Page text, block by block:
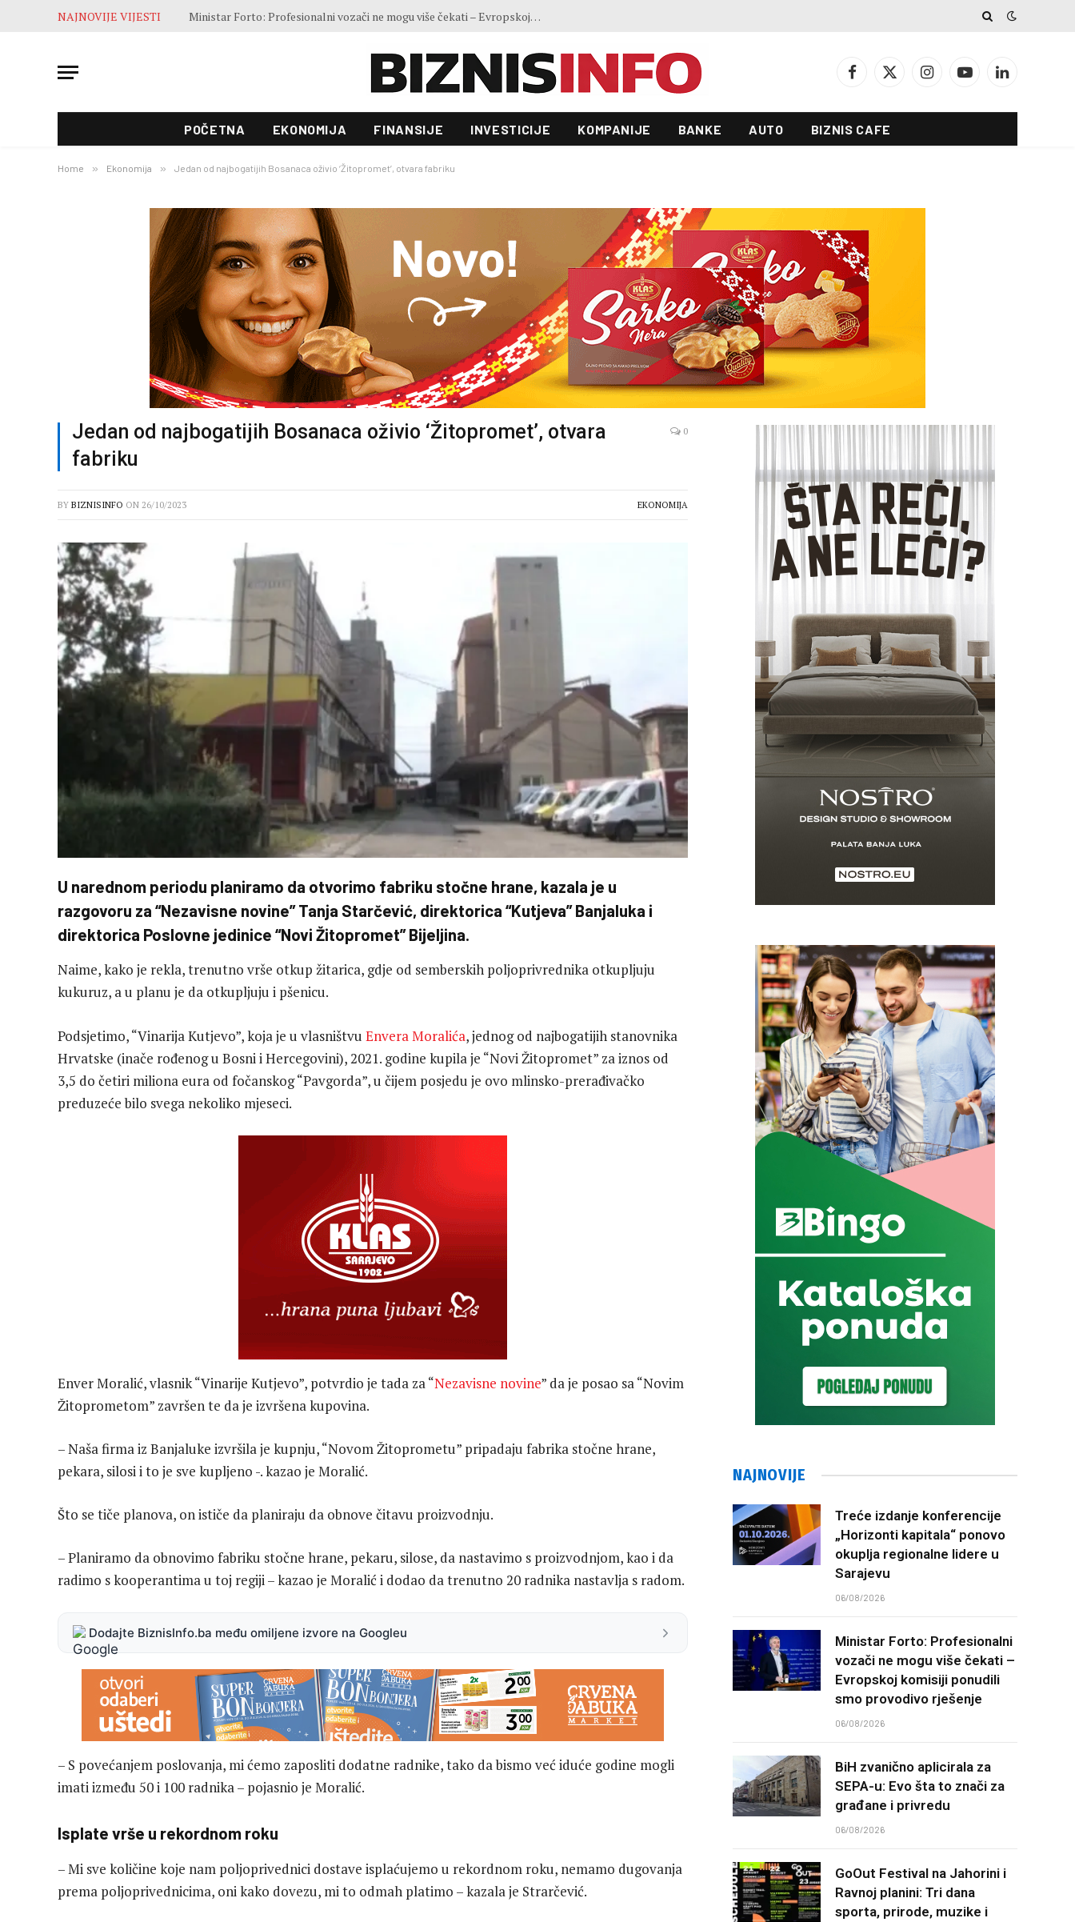
NAJNOVIJE VIJESTI Ministar Forto: Profesionalni vozači ne mogu više čekati – Evropskoj komisiji ponudili smo provodivo rješenje
Facebook
X
InstagramYouTubeLinkedIn
POČETNA EKONOMIJA FINANSIJE INVESTICIJE KOMPANIJE BANKE AUTO BIZNIS CAFE
Home » Ekonomija » Jedan od najbogatijih Bosanaca oživio ‘Žitopromet’, otvara fabriku
Jedan od najbogatijih Bosanaca oživio ‘Žitopromet’, otvara
fabriku
0
BY BIZNISINFO ON 26/10/2023 EKONOMIJA
U narednom periodu planiramo da otvorimo fabriku stočne hrane, kazala je u
razgovoru za “Nezavisne novine” Tanja Starčević, direktorica “Kutjeva” Banjaluka i
direktorica Poslovne jedinice “Novi Žitopromet” Bijeljina.
Naime, kako je rekla, trenutno vrše otkup žitarica, gdje od semberskih poljoprivrednika otkupljuju
kukuruz, a u planu je da otkupljuju i pšenicu.
Podsjetimo, “Vinarija Kutjevo”, koja je u vlasništvu Envera Moralića, jednog od najbogatijih stanovnika
Hrvatske (inače rođenog u Bosni i Hercegovini), 2021. godine kupila je “Novi Žitopromet” za iznos od
3,5 do četiri miliona eura od fočanskog “Pavgorda”, u čijem posjedu je ovo mlinsko-prerađivačko
preduzeće bilo svega nekoliko mjeseci.
Enver Moralić, vlasnik “Vinarije Kutjevo”, potvrdio je tada za “Nezavisne novine” da je posao sa “Novim
Žitoprometom” završen te da je izvršena kupovina.
– Naša firma iz Banjaluke izvršila je kupnju, “Novom Žitoprometu” pripadaju fabrika stočne hrane,
pekara, silosi i to je sve kupljeno -. kazao je Moralić.
Što se tiče planova, on ističe da planiraju da obnove čitavu proizvodnju.
– Planiramo da obnovimo fabriku stočne hrane, pekaru, silose, da nastavimo s proizvodnjom, kao i da
radimo s kooperantima u toj regiji – kazao je Moralić i dodao da trenutno 20 radnika nastavlja s radom.
Dodajte BiznisInfo.ba među omiljene izvore na Googleu
– S povećanjem poslovanja, mi ćemo zaposliti dodatne radnike, tako da bismo već iduće godine mogli
imati između 50 i 100 radnika – pojasnio je Moralić.
Isplate vrše u rekordnom roku
– Mi sve količine koje nam poljoprivednici dostave isplaćujemo u rekordnom roku, nemamo dugovanja
prema poljoprivednicima, oni kako dovezu, mi to odmah platimo – kazala je Strarčević.
NAJNOVIJE
Treće izdanje konferencije
„Horizonti kapitala“ ponovo
okuplja regionalne lidere u
Sarajevu
06/08/2026
Ministar Forto: Profesionalni
vozači ne mogu više čekati –
Evropskoj komisiji ponudili
smo provodivo rješenje
06/08/2026
BiH zvanično aplicirala za
SEPA-u: Evo šta to znači za
građane i privredu
06/08/2026
GoOut Festival na Jahorini i
Ravnoj planini: Tri dana
sporta, prirode, muzike i